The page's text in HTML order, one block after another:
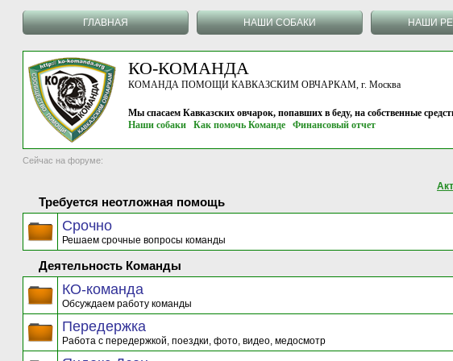
ГЛАВНАЯ НАШИ СОБАКИ НАШИ
КО-КОМАНДА
КОМАНДА ПОМОЩИ КАВКАЗСКИМ ОВЧАРКАМ, г. Москва
Мы спасаем Кавказских овчарок, попавших в беду, на собственные
Наши собаки
Как помочь Команде Финансовый отчет
Сейчас на форуме:
Требуется неотложная помощь
Срочно
Решаем срочные вопросы команды
Деятельность Команды
КО-команда
Обсуждаем работу команды
Передержка
Работа с передержкой, поездки, фото, видео, медосмотр